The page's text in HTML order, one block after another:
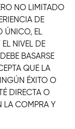
NO LIMITADO
DE
ÚNICO, EL
NIVEL DE
BASARSE
QUE LA
ÉXITO O
DIRECTA O
LA COMPRA Y